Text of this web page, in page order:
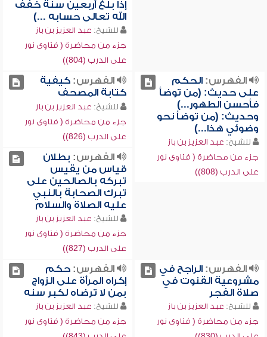
إذا بلغ أربعين سنة خفف
الله تعالى حسابه ...)
للشيخ: عبد العزيز بن باز
جزء من محاضرة ( فتاوى نور
على الدرب (804))
الفهرس:الحكم
على حديث: (من توضأ
فأحسن الطهور...)
وحديث: (من توضأ نحو
وضوئي هذا...)
للشيخ: عبد العزيز بن باز
جزء من محاضرة ( فتاوى نور
على الدرب (808))
الفهرس:كيفية
كتابة المصحف
للشيخ: عبد العزيز بن باز
جزء من محاضرة ( فتاوى نور
على الدرب (826))
الفهرس: بطلان
قياس من يقيس
تبركه بالصالحين على
تبرك الصحابة بالنبي
عليه الصلاة والسلام
للشيخ: عبد العزيز بن باز
جزء من محاضرة ( فتاوى نور
على الدرب (827))
الفهرس:الراجح في
مشروعية القنوت في
صلاة الفجر
للشيخ: عبد العزيز بن باز
جزء من محاضرة ( فتاوى نور
الفهرس:حكم
إكراه المرأة على الزواج
بمن لا ترضاه لكبر سنه
للشيخ: عبد العزيز بن باز
جزء من محاضرة ( فتاوى نور